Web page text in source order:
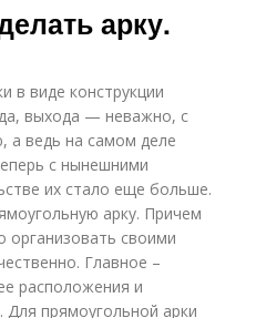
арку.
в виде конструкции
выхода — неважно, с
а ведь на самом деле
с нынешними
их стало еще больше.
арку. Причем
своими
Главное –
расположения и
Для прямоугольной арки